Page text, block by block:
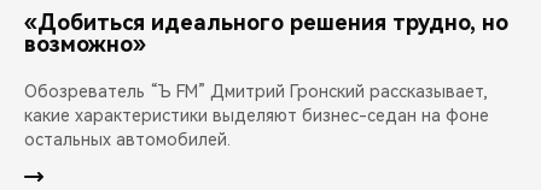
«Добиться идеального решения трудно, но
возможно»
Обозреватель “Ъ FM” Дмитрий Гронский рассказывает,
какие характеристики выделяют бизнес-седан на фоне
остальных автомобилей.